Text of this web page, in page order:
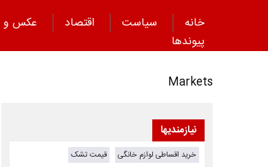
خانه سیاست اقتصاد عکس و
پیوند‌ها
Markets
نیازمندیها
خرید اقساطی لوازم خانگی
قیمت تشک